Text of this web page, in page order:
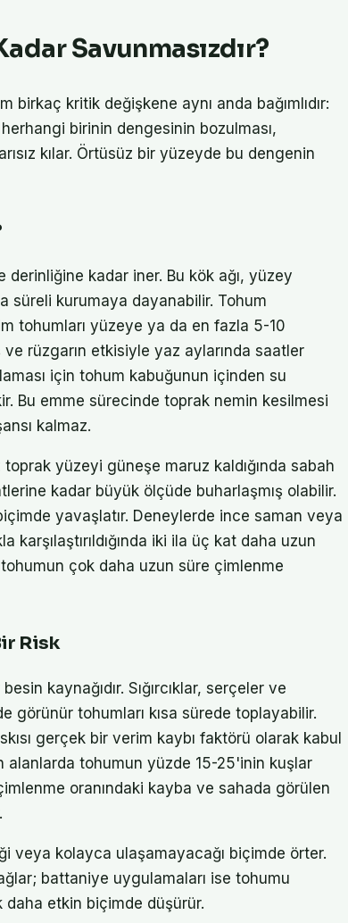
Savunmasızdır?
kritik değişkene aynı anda bağımlıdır:
herhangi birinin dengesinin bozulması,
kılar. Örtüsüz bir yüzeyde bu dengenin
kadar iner. Bu kök ağı, yüzey
süreli kurumaya dayanabilir. Tohum
tohumları yüzeye ya da en fazla 5-10
rüzgarın etkisiyle yaz aylarında saatler
için tohum kabuğunun içinden su
Bu emme sürecinde toprak nemin kesilmesi
kalmaz.
yüzeyi güneşe maruz kaldığında sabah
kadar büyük ölçüde buharlaşmış olabilir.
yavaşlatır. Deneylerde ince saman veya
karşılaştırıldığında iki ila üç kat daha uzun
çok daha uzun süre çimlenme
Risk
kaynağıdır. Sığırcıklar, serçeler ve
görünür tohumları kısa sürede toplayabilir.
gerçek bir verim kaybı faktörü olarak kabul
alanlarda tohumun yüzde 15-25'inin kuşlar
oranındaki kayba ve sahada görülen
veya kolayca ulaşamayacağı biçimde örter.
battaniye uygulamaları ise tohumu
daha etkin biçimde düşürür.